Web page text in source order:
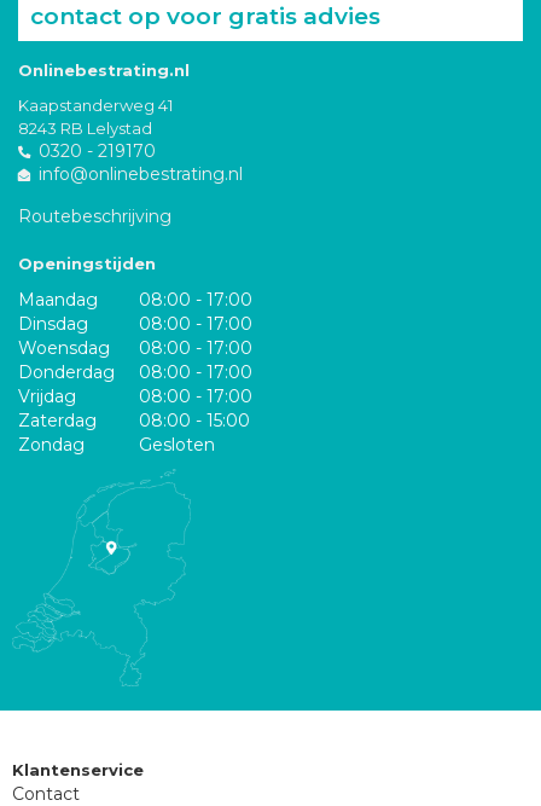
contact op voor gratis advies
Onlinebestrating.nl
Kaapstanderweg 41
8243 RB Lelystad
0320 - 219170
info@onlinebestrating.nl
Routebeschrijving
Openingstijden
Maandag
08:00 - 17:00
Dinsdag
08:00 - 17:00
Woensdag
08:00 - 17:00
Donderdag
08:00 - 17:00
Vrijdag
08:00 - 17:00
Zaterdag
08:00 - 15:00
Zondag
Gesloten
Klantenservice
Contact